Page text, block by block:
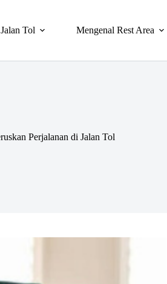
Tol Mengenal Rest Area
Perjalanan di Jalan Tol